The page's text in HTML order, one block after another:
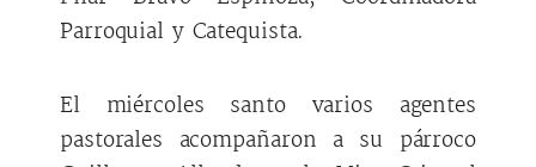
Parroquial y Catequista.
El miércoles santo varios agentes
pastorales acompañaron a su párroco